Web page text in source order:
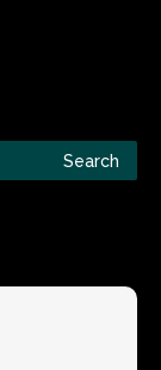
Search